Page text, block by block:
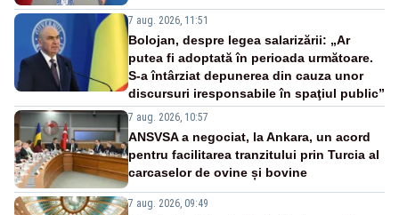
7 aug. 2026, 11:51
Bolojan, despre legea salarizării: „Ar
putea fi adoptată în perioada următoare.
S-a întârziat depunerea din cauza unor
discursuri iresponsabile în spaţiul public”
7 aug. 2026, 10:57
ANSVSA a negociat, la Ankara, un acord
pentru facilitarea tranzitului prin Turcia al
carcaselor de ovine și bovine
7 aug. 2026, 09:49